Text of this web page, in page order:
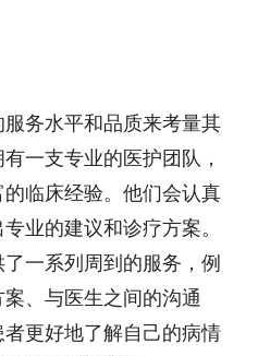
务水平和品质来考量其
一支专业的医护团队，
临床经验。他们会认真
业的建议和诊疗方案。
一系列周到的服务，例
、与医生之间的沟通
更好地了解自己的病情